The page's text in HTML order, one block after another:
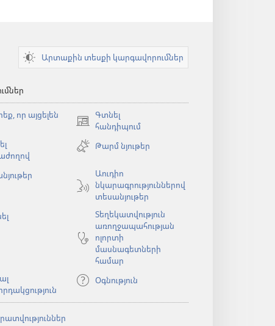
Արտաքին տեսքի կարգավորումներ
որ այցելեն
Գտնել
հանդիպում
(բացվում
նոր
Թարմ նյութեր
Աուդիո
նկարագրություններով
տեսանյութեր
Տեղեկատվություն
առողջապահության
ոլորտի
մասնագետների
համար
Օգնություն